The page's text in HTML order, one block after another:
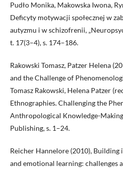
Pudło Monika, Makowska Iwona,
Deficyty motywacji społecznej w
autyzmu i w schizofrenii,
t. 17(3–4), s. 174–186.
Rakowski Tomasz, Patzer Helena
and the Challenge of
Tomasz Rakowski, Helena Patzer
Ethnographies. Challenging the
Anthropological Knowledge-
Publishing, s. 1–24.
Reicher Hannelore (2010), Building
and emotional learning: challenges